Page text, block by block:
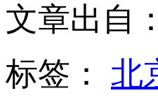
文章出自
标签： 北